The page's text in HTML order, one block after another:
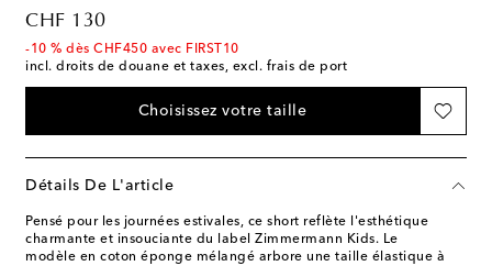
CHF 130
original price
-10 % dès CHF450 avec FIRST10
incl. droits de douane et taxes, excl. frais de port
Choisissez votre taille
Détails De L'article
Pensé pour les journées estivales, ce short reflète l'esthétique
charmante et insouciante du label Zimmermann Kids. Le
modèle en coton éponge mélangé arbore une taille élastique à